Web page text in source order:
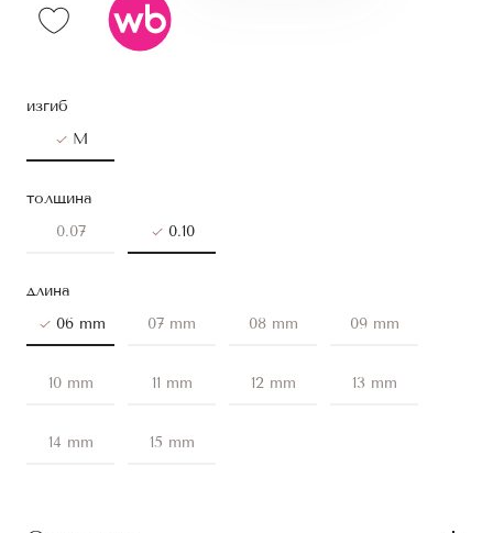
изгиб
M
толщина
0.07
0.10
длина
06 mm
07 mm 08 mm 09 mm
10 mm 11 mm 12 mm 13 mm
14 mm 15 mm